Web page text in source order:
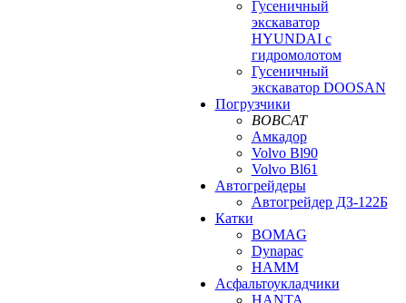
Гусеничный
экскаватор
HYUNDAI с
гидромолотом
Гусеничный
экскаватор DOOSAN
Погрузчики
BOBCAT
Амкадор
Volvo Bl90
Volvo Bl61
Автогрейдеры
Автогрейдер ДЗ-122Б
Катки
BOMAG
Dynapac
HAMM
Асфальтоукладчики
HANTA